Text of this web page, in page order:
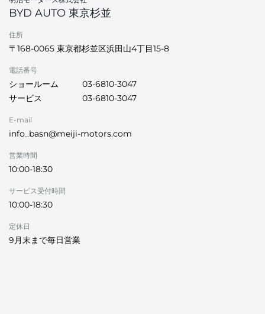
BYD AUTO 東京杉並
住所
〒168-0065 東京都杉並区浜田山4丁目15-8
電話番号
ショールーム
03-6810-3047
サービス
03-6810-3047
E-mail
info_basn@meiji-motors.com
営業時間
10:00-18:30
サービス受付時間
10:00-18:30
定休日
9月末まで毎日営業